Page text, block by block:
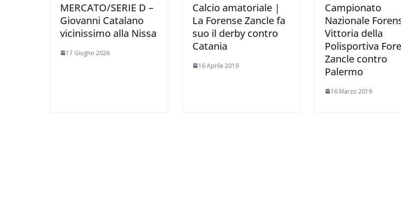
MERCATO/SERIE D –
Giovanni Catalano
vicinissimo alla Nissa
17 Giugno 2026
Calcio amatoriale |
La Forense Zancle fa
suo il derby contro
Catania
16 Aprile 2019
Campionato
Nazionale
Vittoria della
Polisportiva
Zancle contro
Palermo
16 Marzo 2019